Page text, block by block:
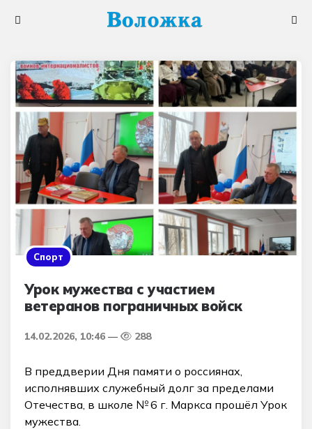
Спорт
Урок мужества с участием
ветеранов пограничных войск
14.02.2026, 10:46 288
В преддверии Дня памяти о россиянах,
исполнявших служебный долг за пределами
Отечества, в школе № 6 г. Маркса прошёл Урок
мужества.